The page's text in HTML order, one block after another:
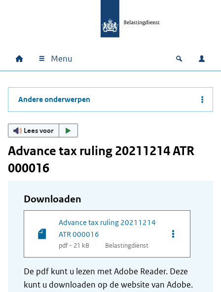
Hoofdnavigatie
Home Menu Open
Andere onderwerpen
Lees voor
Advance tax ruling 20211214 ATR
000016
Downloaden
Advance tax ruling 20211214
ATR 000016
pdf - 21 kB Belastingdienst
Opties van
De pdf kunt u lezen met Adobe Reader. Deze
kunt u downloaden op de website van Adobe.